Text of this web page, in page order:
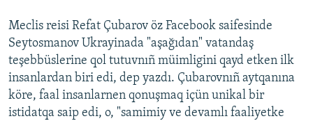
Meclis reisi Refat Çubarov öz Facebook saifesinde
Seytosmanov Ukrayinada "aşağıdan" vatandaş
teşebbüslerine qol tutuvnıñ müimligini qayd etken ilk
insanlardan biri edi, dep yazdı. Çubarovnıñ aytqanına
köre, faal insanlarnen qonuşmaq içün unikal bir
istidatqa saip edi, o, "samimiy ve devamlı faaliyetke